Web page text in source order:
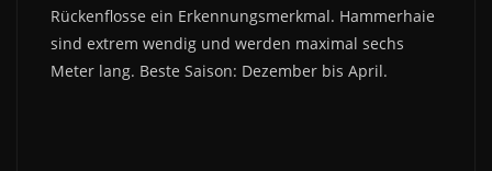
Rückenflosse ein Erkennungsmerkmal. Hammerhaie
sind extrem wendig und werden maximal sechs
Meter lang. Beste Saison: Dezember bis April.